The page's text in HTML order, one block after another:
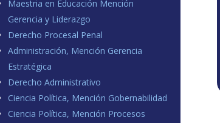
Maestria en Educación Mención
Gerencia y Liderazgo
Derecho Procesal Penal
Administración, Mención Gerencia
Estratégica
Derecho Administrativo
Ciencia Política, Mención Gobernabilidad
Ciencia Política, Mención Procesos